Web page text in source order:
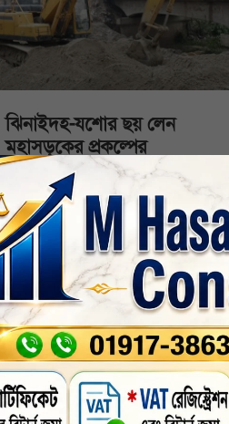
ঝিনাইদহ-যশোর ছয় লেন
মহাসড়কের প্রকল্পের
নির্মাণকাজে কচ্ছপগতি
শামীমুল ইসলাম শামীম,ঝিনাইদহ প্রতিনিধি॥
জমি অধিগ্রহণে দীর্ঘসূত্রতার কারণে ঝিনাইদহ-
যশোর মহাসড়ক ছয় লেনে উন্নীতকরণ প্রকল্পে
নির্মাণকাজ
বিস্তারিত পড়ুন »
জুলাই ২৯, ২০২৬ ৮:৩১ অপরাহ্ণ
আঞ্চলিক